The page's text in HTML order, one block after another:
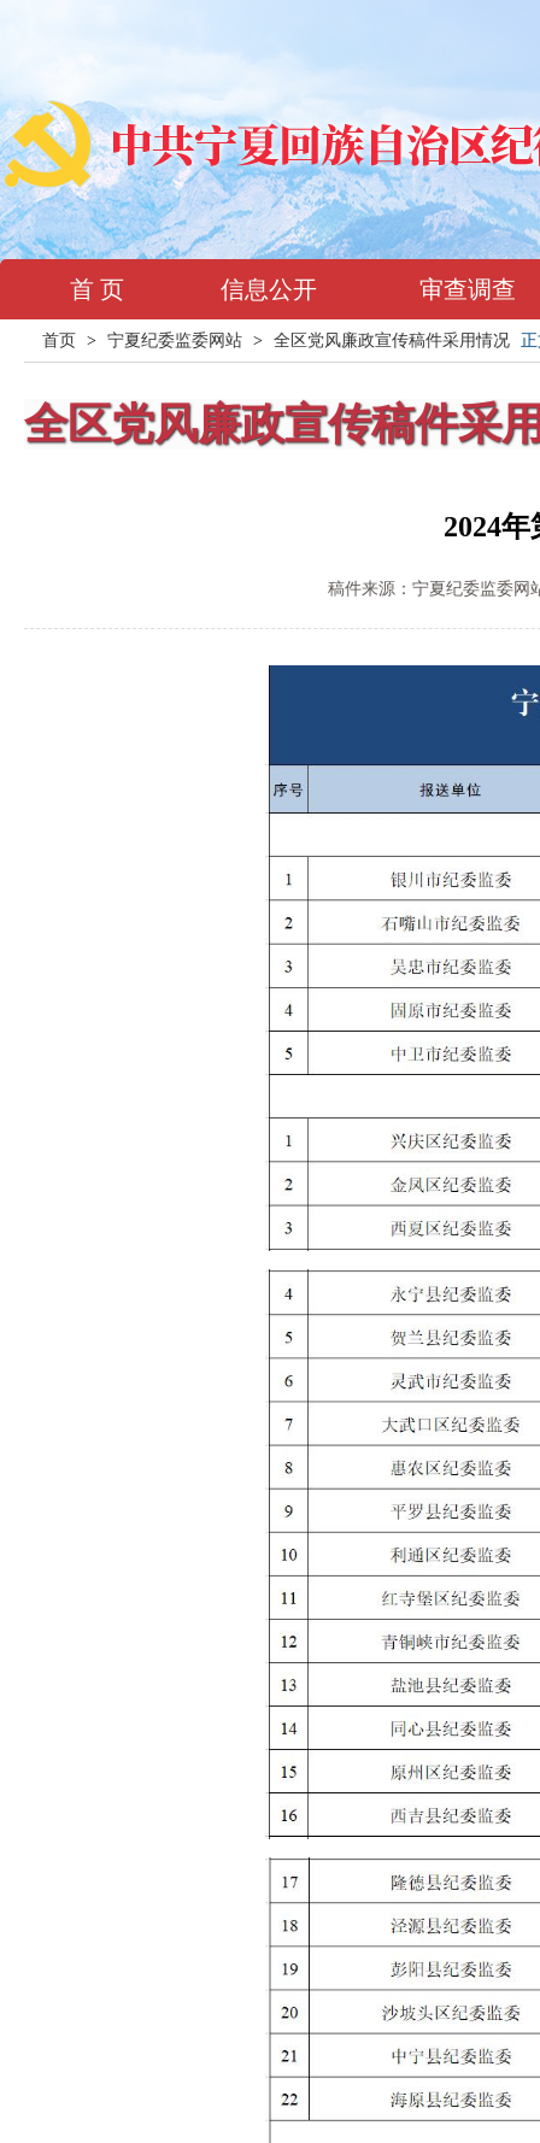
首 页 信息公开 审查调查
首页 > 宁夏纪委监委网站 > 全区党风廉政宣传稿件采用情况
全区党风廉政宣传稿件采
2024
稿件来源：宁夏纪委监委网